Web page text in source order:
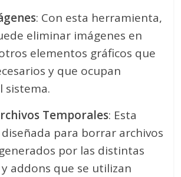
: Con esta herramienta,
eliminar imágenes en
elementos gráficos que
y que ocupan
sistema.
Temporales: Esta
para borrar archivos
por las distintas
addons que se utilizan